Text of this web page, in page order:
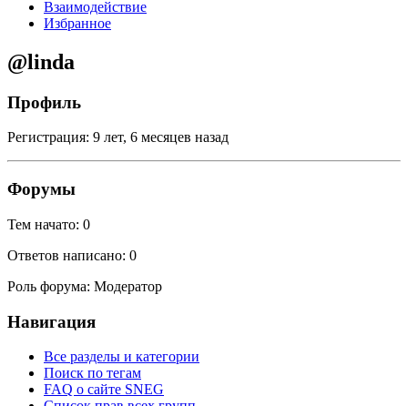
Взаимодействие
Избранное
@linda
Профиль
Регистрация: 9 лет, 6 месяцев назад
Форумы
Тем начато: 0
Ответов написано: 0
Роль форума: Модератор
Навигация
Все разделы и категории
Поиск по тегам
FAQ о сайте SNEG